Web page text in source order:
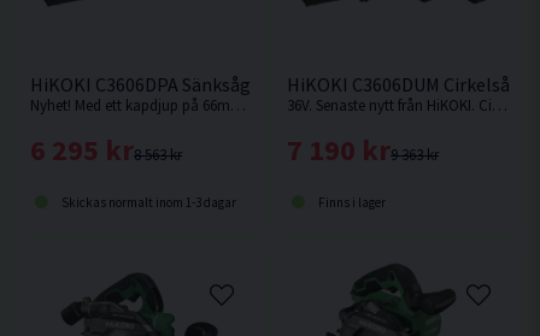
HiKOKI C3606DPA Sänksåg 36V 165mm
Nyhet! Med ett kapdjup på 66mm med skena vid 90° är denna sänksåg från HiKOKI Powertools väl värd en plats i maskinparken. Levereras utan batteri & laddare.
8 563 kr
6 295 kr
Skickas normalt inom 1-3 dagar
HiKOKI C3606DUM Cirkelsåg
36V. Senaste nytt från HiKOKI. Cirkelsåg som kan fästas på skena.
9 363 kr
7 190 kr
Finns i lager